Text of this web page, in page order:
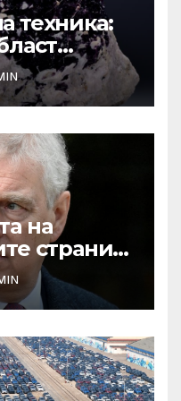
техника:
ръка и
онлайн от
Bazar.bg
на
страни